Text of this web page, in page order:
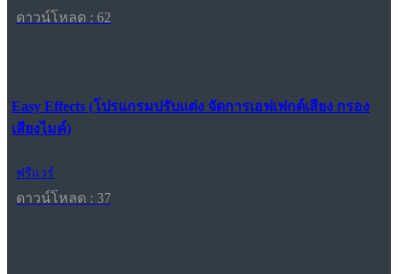
ดาวน์โหลด : 62
Easy Effects (โปรแกรมปรับแต่ง จัดการเอฟเฟกต์เสียง กรอง
เสียงไมค์)
ฟรีแวร์
ดาวน์โหลด : 37